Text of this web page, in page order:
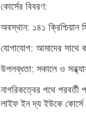
কোর্সের বিবরণ:
অবস্থান: ১৪১
যোগাযোগ: আমাদের সাথে
উপলব্ধতা: সকালে ও
নাগরিকত্বের পথে
লাইফ ইন দ্য ইউকে কোর্সে